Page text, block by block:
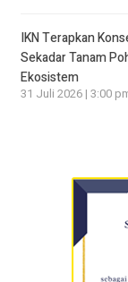
IKN Terapkan
Sekadar Tanam
Ekosistem
31 Juli 2026 | 3:00